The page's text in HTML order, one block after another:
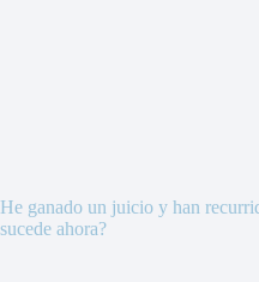
He ganado un juicio y han
sucede ahora?